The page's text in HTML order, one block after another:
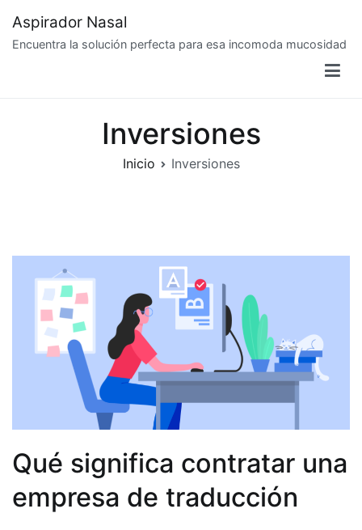
contenido
Aspirador Nasal
Encuentra la solución perfecta para esa incomoda mucosidad
Inversiones
Inicio Inversiones
Qué significa contratar una
empresa de traducción